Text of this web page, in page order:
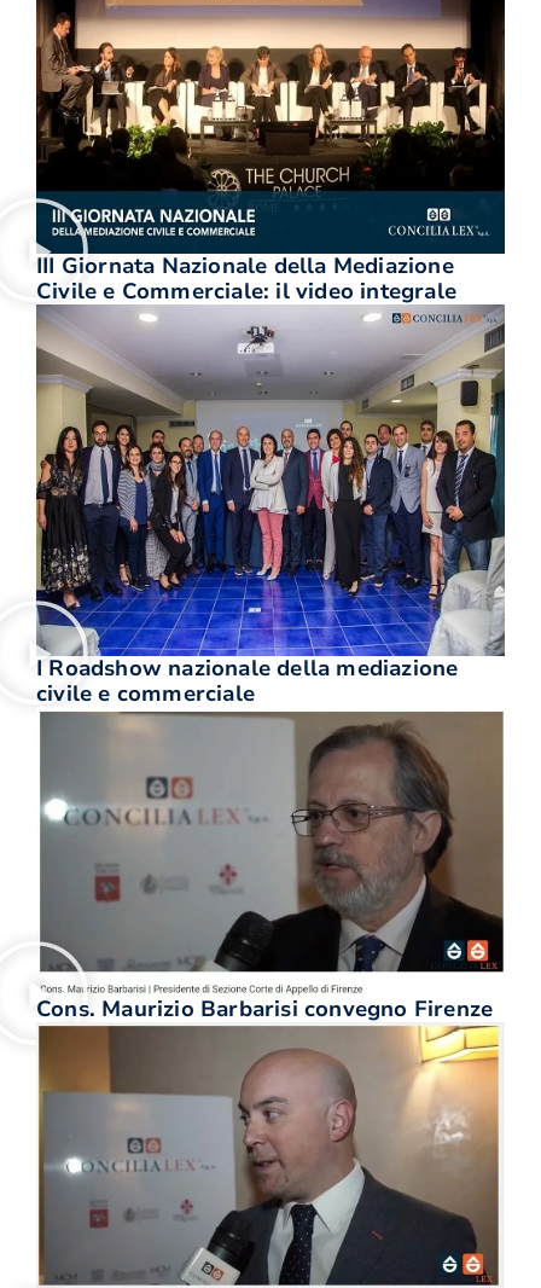
III Giornata Nazionale della Mediazione
Civile e Commerciale: il video integrale
I Roadshow nazionale della mediazione
civile e commerciale
Cons. Maurizio Barbarisi convegno Firenze